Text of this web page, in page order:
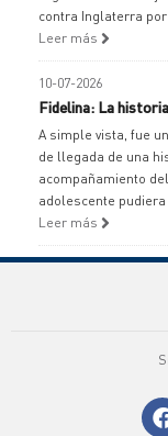
contra Inglaterra
Leer más
10-07-2026
Fidelina: La
A simple vista, fue
de llegada de una
acompañamiento
adolescente pudiera
Leer más